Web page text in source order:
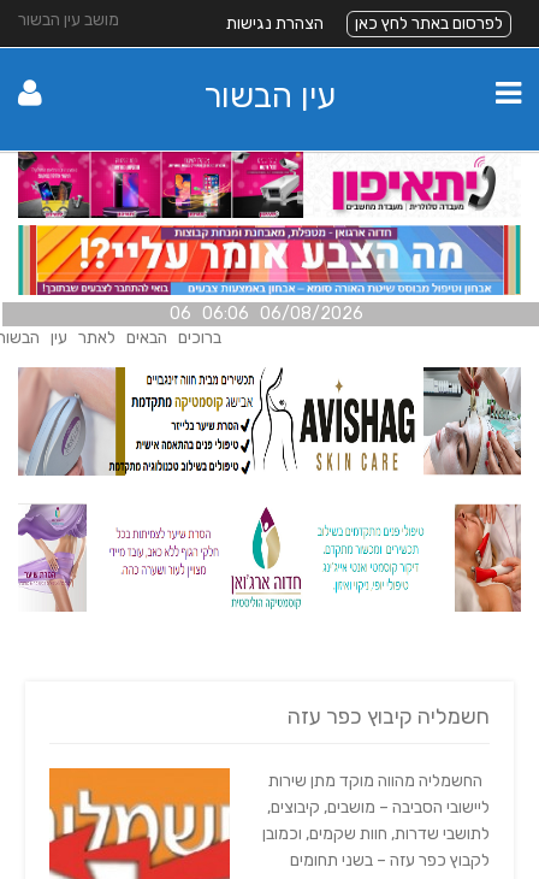
מושב עין הבשור לפרסום באתר לחץ כאן הצהרת נגישות
עין הבשור
06/08/2026 06:06 06
ברוכים הבאים לאתר עין הבשור
חשמליה קיבוץ כפר עזה
החשמליה מהווה מוקד מתן שירות
ליישובי הסביבה – מושבים, קיבוצים,
לתושבי שדרות, חוות שקמים, וכמובן
לקבוץ כפר עזה – בשני תחומים